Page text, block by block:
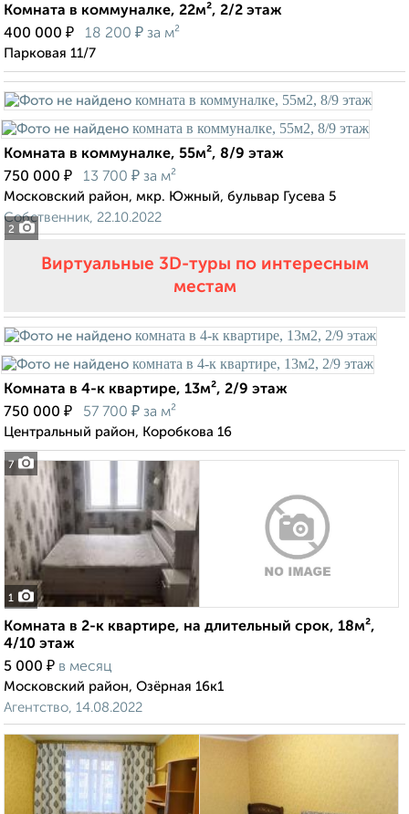
Комната в коммуналке, 22м², 2/2 этаж
400 000 ₽ 18 200 ₽ за м²
Парковая 11/7
2
Комната в коммуналке, 55м², 8/9 этаж
750 000 ₽ 13 700 ₽ за м²
Московский район, мкр. Южный, бульвар Гусева 5
Собственник, 22.10.2022
Виртуальные 3D-туры по интересным
местам
7
Комната в 4-к квартире, 13м², 2/9 этаж
750 000 ₽ 57 700 ₽ за м²
Центральный район, Коробкова 16
1
Комната в 2-к квартире, на длительный срок, 18м²,
4/10 этаж
5 000 ₽ в месяц
Московский район, Озёрная 16к1
Агентство, 14.08.2022